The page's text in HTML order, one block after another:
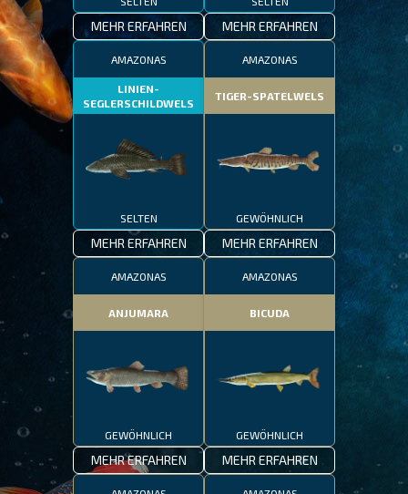
MEHR ERFAHREN MEHR ERFAHREN
AMAZONAS
LINIEN-
SEGLERSCHILDWELS
SELTEN
MEHR ERFAHREN
AMAZONAS
TIGER-SPATELWELS
GEWÖHNLICH
MEHR ERFAHREN
AMAZONAS
ANJUMARA
GEWÖHNLICH
MEHR ERFAHREN
AMAZONAS
BICUDA
GEWÖHNLICH
MEHR ERFAHREN